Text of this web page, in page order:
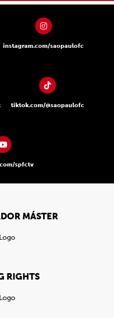
instagram.com/saopaulofc
tiktok.com/@saopaulofc
spfctv
MÁSTER
RIGHTS